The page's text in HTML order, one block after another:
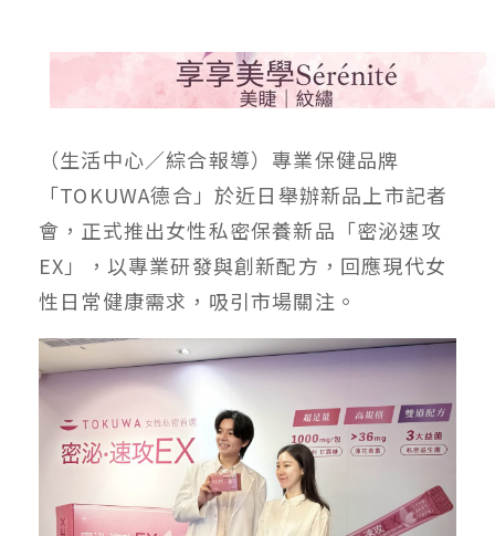
（生活中心／綜合報導）專業保健品牌
「TOKUWA德合」於近日舉辦新品上市記者
會，正式推出女性私密保養新品「密泌速攻
EX」，以專業研發與創新配方，回應現代女
性日常健康需求，吸引市場關注。